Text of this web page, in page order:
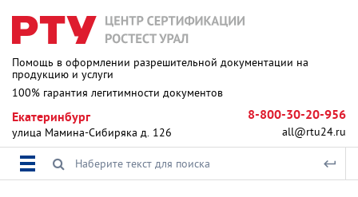
Помощь в оформлении разрешительной документации на
продукцию и услуги
100% гарантия легитимности документов
Екатеринбург
улица Мамина-Сибиряка д. 126
8-800-30-20-956
all@rtu24.ru